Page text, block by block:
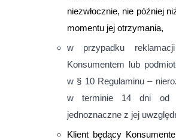
niezwłocznie, nie później
momentu jej otrzymania,
w przypadku
Konsumentem lub
w § 10 Regulaminu –
w terminie 14 dni od
jednoznaczne z jej
Klient będący